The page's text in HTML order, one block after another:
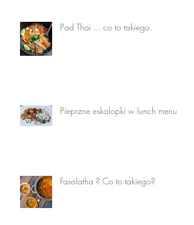
Pad Thai ... co to takiego.
Pieprzne eskalopki w lunch menu
Fasolatha ? Co to takiego?